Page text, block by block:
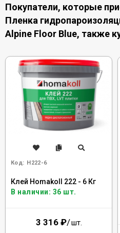
Покупатели, которые
Пленка
Alpine Floor Blue, также
Код: H222-6
Клей Homakoll 222 - 6 Кг
В наличии: 36 шт.
3 316 ₽/шт.